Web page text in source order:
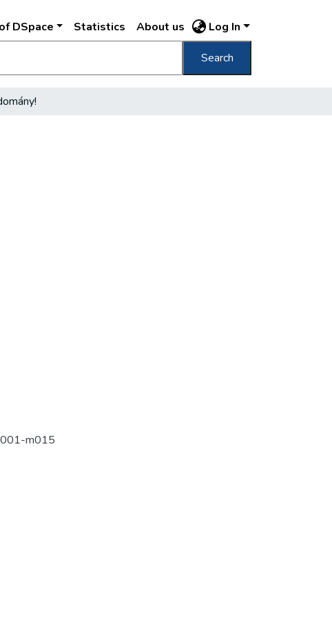
DSpace Statistics About us Log In
Search
m015